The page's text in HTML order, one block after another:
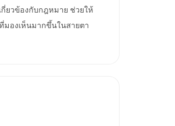
กี่ยวข้องกับกฎหมาย ช่วยให้
องเห็นมากขึ้นในสายตา